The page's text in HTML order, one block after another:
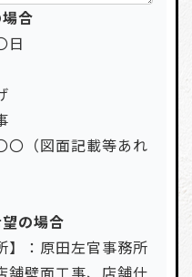
合
日
〇（図面記載等あれ
の場合
】：原田左官事務所
舗壁面工事、店舗什